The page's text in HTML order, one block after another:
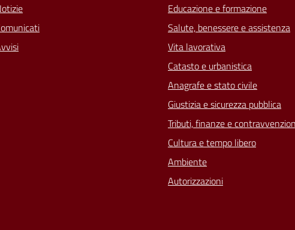
Educazione e formazione
Salute, benessere e assistenza
Vita lavorativa
Catasto e urbanistica
Anagrafe e stato civile
Giustizia e sicurezza pubblica
Tributi, finanze e
Cultura e tempo libero
Ambiente
Autorizzazioni